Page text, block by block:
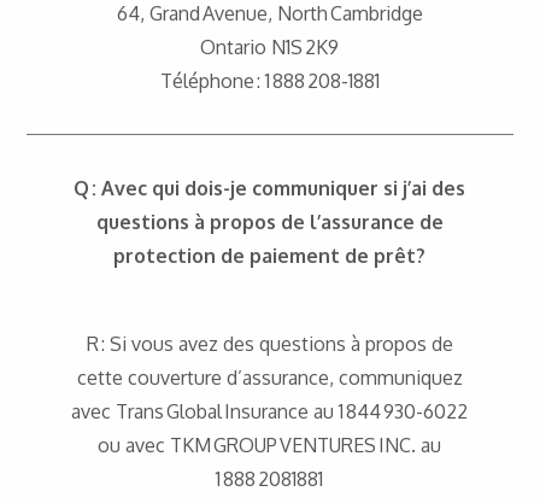
64, Grand Avenue, North Cambridge
Ontario N1S 2K9
Téléphone : 1 888 208-1881
Q : Avec qui dois-je communiquer si j’ai des
questions à propos de l’assurance de
protection de paiement de prêt?
R : Si vous avez des questions à propos de
cette couverture d’assurance, communiquez
avec Trans Global Insurance au 1 844 930-6022
ou avec TKM GROUP VENTURES INC. au
1 888 2081881